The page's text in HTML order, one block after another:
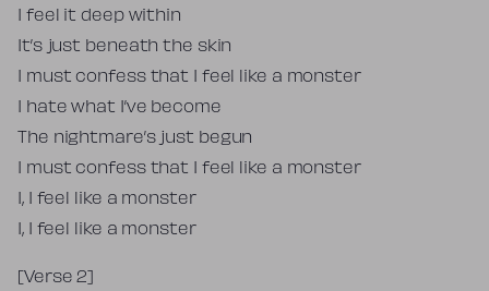
I feel it deep within
It’s just beneath the skin
I must confess that I feel like a monster
I hate what I’ve become
The nightmare’s just begun
I must confess that I feel like a monster
I, I feel like a monster
I, I feel like a monster
[Verse 2]